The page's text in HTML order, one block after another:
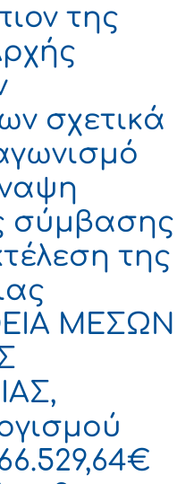
της
σχετικά
σύμβασης
της
ΜΕΣΩΝ